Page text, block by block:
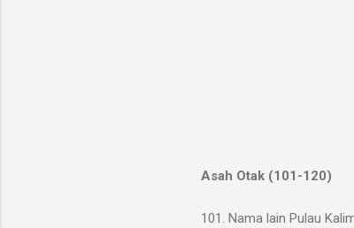
Asah Otak (101-120)
101. Nama lain Pulau